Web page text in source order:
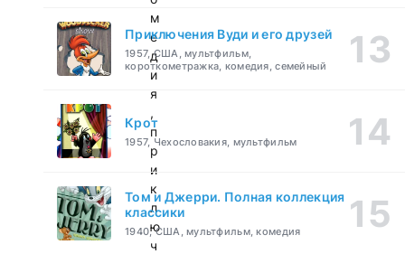
м
е
д
и
я
,
п
р
и
к
л
ю
ч
Приключения Вуди и его друзей
1957, США, мультфильм,
короткометражка, комедия, семейный
Крот
1957, Чехословакия, мультфильм
Том и Джерри. Полная коллекция
классики
1940, США, мультфильм, комедия